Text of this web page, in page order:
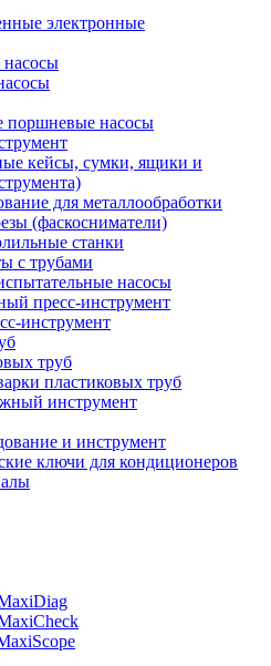
электронные
поршневые насосы
кейсы, сумки, ящики и
для металлообработки
(фаскосниматели)
станки
с трубами
насосы
пресс-инструмент
инструмент
труб
пластиковых труб
инструмент
и инструмент
ключи для кондиционеров